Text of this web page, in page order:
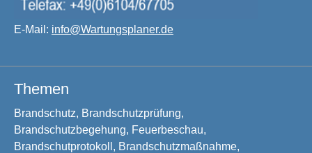
E-Mail: info@Wartungsplaner.de
Themen
Brandschutz, Brandschutzprüfung,
Brandschutzbegehung, Feuerbeschau,
Brandschutprotokoll, Brandschutzmaßnahme,